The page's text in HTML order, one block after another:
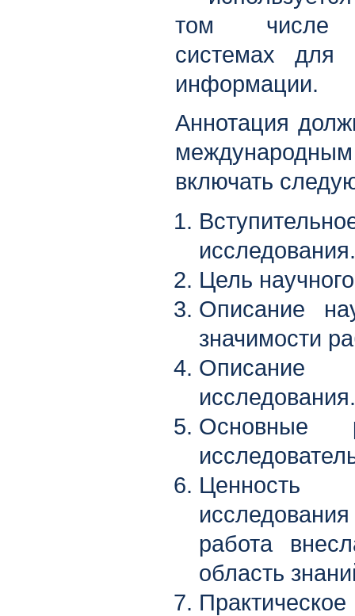
том числе
системах для
информации.
Аннотация
включать
исследования.
Цель
Описание
значимости
исследования.
Основные
работа
область